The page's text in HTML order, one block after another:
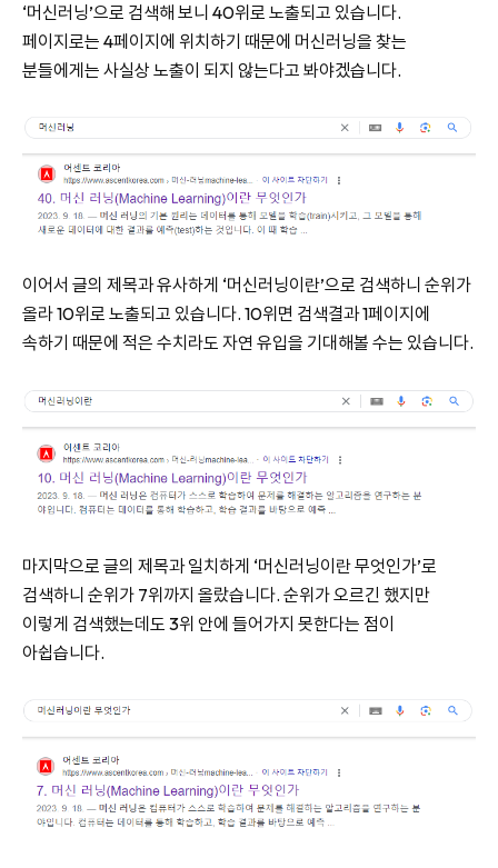
‘머신러닝’으로 검색해 보니 40위로 노출되고 있습니다.
페이지로는 4페이지에 위치하기 때문에 머신러닝을 찾는
분들에게는 사실상 노출이 되지 않는다고 봐야겠습니다.
이어서 글의 제목과 유사하게 ‘머신러닝이란’으로 검색하니 순위가
올라 10위로 노출되고 있습니다. 10위면 검색결과 1페이지에
속하기 때문에 적은 수치라도 자연 유입을 기대해볼 수는 있습니다.
마지막으로 글의 제목과 일치하게 ‘머신러닝이란 무엇인가’로
검색하니 순위가 7위까지 올랐습니다. 순위가 오르긴 했지만
이렇게 검색했는데도 3위 안에 들어가지 못한다는 점이
아쉽습니다.